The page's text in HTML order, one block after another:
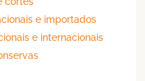
e importados
e internacionais